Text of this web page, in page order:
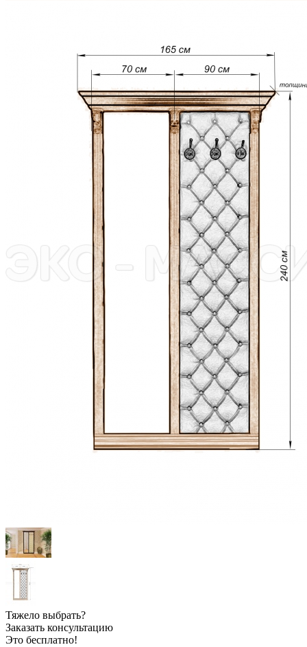
Тяжело выбрать?
Заказать консультацию
Это бесплатно!